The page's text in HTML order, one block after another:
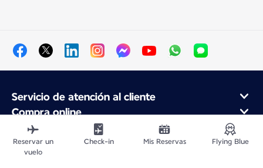
Servicio de atención al cliente
Compra online
Programa de fidelidad y socios
Acerca de Air France
Aplicación móvil Air France
Reservar un
vuelo
Check-in Mis Reservas Flying Blue